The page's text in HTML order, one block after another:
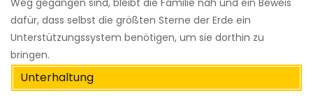
dafür, dass selbst die größten Sterne der Erde ein
Unterstützungssystem benötigen, um sie dorthin zu
bringen.
Unterhaltung